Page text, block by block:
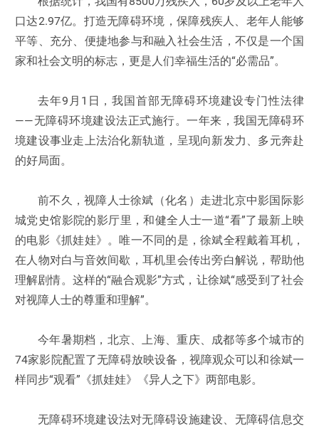
口达2.97亿。打造无障碍环境，保障残疾人、老年人能够
平等、充分、便捷地参与和融入社会生活，不仅是一个国
家和社会文明的标志，更是人们幸福生活的“必需品”。
去年9月1日，我国首部无障碍环境建设专门性法律
——无障碍环境建设法正式施行。一年来，我国无障碍环
境建设事业走上法治化新轨道，呈现向新发力、多元奔赴
的好局面。
前不久，视障人士徐斌（化名）走进北京中影国际影
城党史馆影院的影厅里，和健全人士一道“看”了最新上映
的电影《抓娃娃》。唯一不同的是，徐斌全程戴着耳机，
在人物对白与音效间歇，耳机里会传出旁白解说，帮助他
理解剧情。这样的“融合观影”方式，让徐斌“感受到了社会
对视障人士的尊重和理解”。
今年暑期档，北京、上海、重庆、成都等多个城市的
74家影院配置了无障碍放映设备，视障观众可以和徐斌一
样同步“观看”《抓娃娃》《异人之下》两部电影。
无障碍环境建设法对无障碍设施建设、无障碍信息交